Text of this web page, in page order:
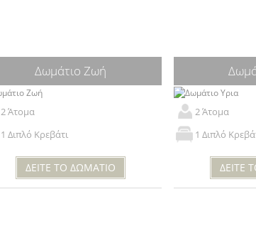
Δωμάτιο Ζωή
2 Άτομα
1 Διπλό Κρεβάτι
ΔΕΙΤΕ ΤΟ ΔΩΜΑΤΙΟ
2 Άτομα
1 Διπλό
ΔΕΙΤΕ